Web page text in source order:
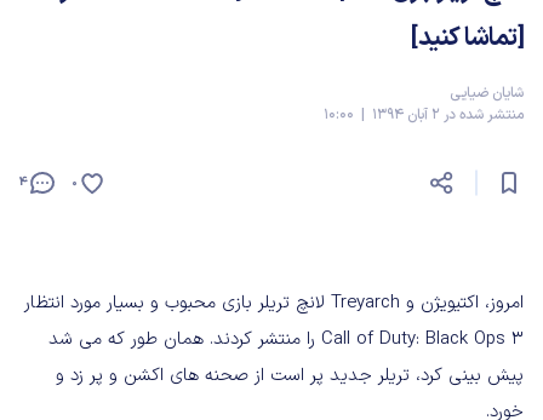
[تماشا کنید]
شایان ضیایی
منتشر شده در 2 آبان 1394 | 10:00
4 0
امروز، اکتیویژن و Treyarch لانچ تریلر بازی محبوب و بسیار مورد انتظار
Call of Duty: Black Ops 3 را منتشر کردند. همان طور که می شد
پیش بینی کرد، تریلر جدید پر است از صحنه های اکشن و پر زد و
خورد.